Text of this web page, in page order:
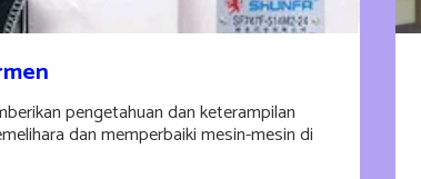
pengetahuan dan keterampilan
dan memperbaiki mesin-mesin di